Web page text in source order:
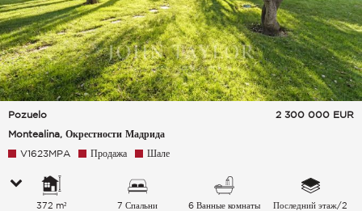
Pozuelo
Montealina, Окрестности Мадрида
2 300 000 EUR
V1623MPA Продажа Шале
372 m² 7 Спальни 6 Ванные комнаты Последний этаж/2